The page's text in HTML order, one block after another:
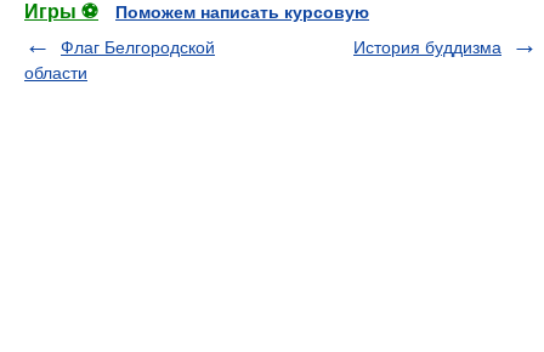
Игры ⚽
Поможем написать курсовую
Флаг Белгородской
области
История буддизма